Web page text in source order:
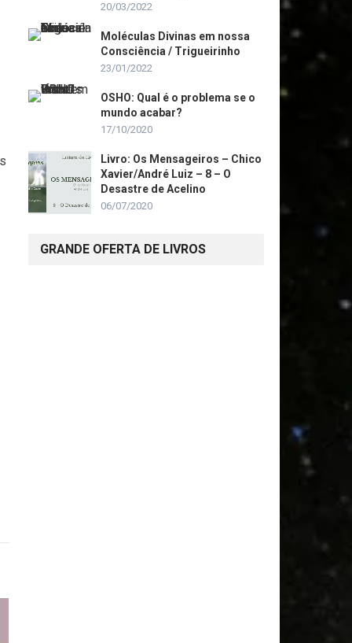
20/03/2022
Moléculas Divinas em nossa
Consciência / Trigueirinho
23/01/2022
OSHO: Qual é o problema se o
mundo acabar?
17/10/2020
Livro: Os Mensageiros – Chico
Xavier/André Luiz – 8 – O
Desastre de Acelino
06/07/2020
GRANDE OFERTA DE LIVROS